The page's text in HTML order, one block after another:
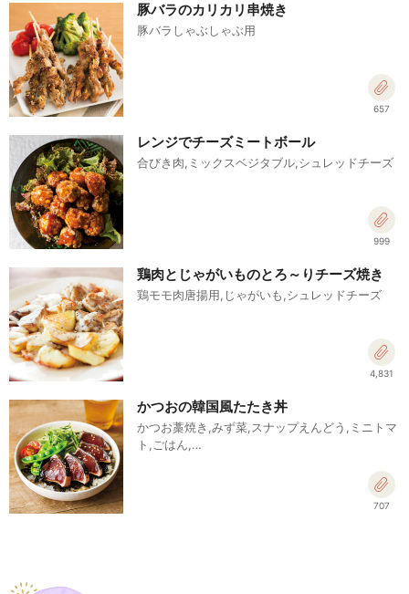
豚バラのカリカリ串焼き
豚バラしゃぶしゃぶ用
657
レンジでチーズミートボール
合びき肉,ミックスベジタブル,シュレッドチーズ
999
鶏肉とじゃがいものとろ～りチーズ焼き
鶏モモ肉唐揚用,じゃがいも,シュレッドチーズ
4,831
かつおの韓国風たたき丼
かつお藁焼き,みず菜,スナップえんどう,ミニトマ
ト,ごはん,…
707